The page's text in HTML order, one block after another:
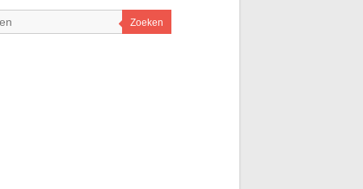
Zoeken